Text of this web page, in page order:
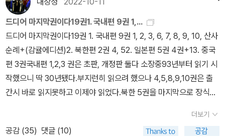
현대의 한자로 쓰인 것도 아니고 고대 한자에 서역문자에, 갑골문같
은 문자도 있고 하여튼 아무나 읽을 수 있는 뭐 그런 문서는 아닌데,,,,
파란 눈의 펠리오가 과연 읽어내기는 했을까 의문이 들기도 하지만
펠리오는 아주 짧은 기간동안에 엄청한 양의 문서 중에서 나름 가치
가 있는 문서들만 골라내어 거의 껌값으로 그 문서들을 본국으로 실
어 날랐던 것이니...아 대단하다. 펠리오여!!!!!!! 여기 극동의 반도의 한
서생은 몇 년째 눈알이 빠져라 영어공부에 매진하고 있지만 뭐 쉬운
원서 한권 제대로 읽어내지도 못하는 처지라..가슴이 아프다.ㅜㅜ),
무슨 설화 내지는 전설 같은 이노우에 야스시의 소설 <돈황>도 재미
드디어 마지막권이다19권1. 국내편 9권 1,...
드디어 마지막권이다19권 1. 국내편 9권 1, 2, 3, 6, 7, 8, 9, 10, 산사
순례+(감귤에디션)2. 북한편 2권 4, 52. 일본편 5권 4권+13. 중국
편 3권국내편 1,2,3 권은 초판, 개정판 둘다 소장중93년부터 읽기 시
작했으니 딱 30년됐다.부지런히 읽으려 했으나 4,5,8,9,10권은 출
간시 바로 읽지못하고 이제야 읽었다.북한 5권을 마지막으로 장식한
더보기
공감 (35) 댓글 (10)